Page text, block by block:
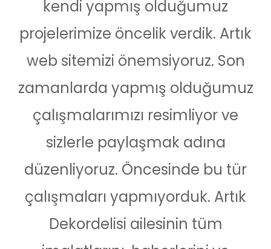
kendi yapmış olduğumuz
projelerimize öncelik verdik. Artık
web sitemizi önemsiyoruz. Son
zamanlarda yapmış olduğumuz
çalışmalarımızı resimliyor ve
sizlerle paylaşmak adına
düzenliyoruz. Öncesinde bu tür
çalışmaları yapmıyorduk. Artık
Dekordelisi ailesinin tüm